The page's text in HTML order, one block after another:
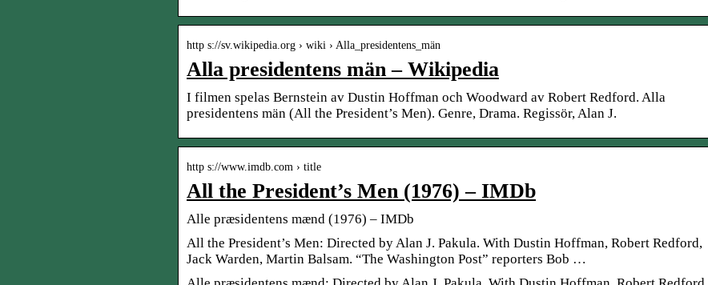
http s://sv.wikipedia.org › wiki › Alla_presidentens_män
Alla presidentens män – Wikipedia
I filmen spelas Bernstein av Dustin Hoffman och Woodward av Robert Redford. Alla
presidentens män (All the President’s Men). Genre, Drama. Regissör, Alan J.
http s://www.imdb.com › title
All the President’s Men (1976) – IMDb
Alle præsidentens mænd (1976) – IMDb
All the President’s Men: Directed by Alan J. Pakula. With Dustin Hoffman, Robert Redford,
Jack Warden, Martin Balsam. “The Washington Post” reporters Bob …